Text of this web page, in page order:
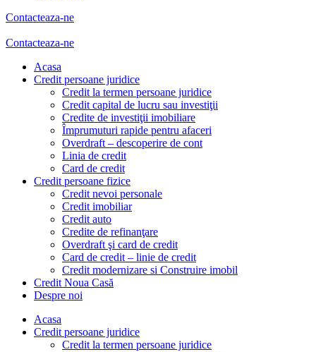
Contacteaza-ne
Contacteaza-ne
Acasa
Credit persoane juridice
Credit la termen persoane juridice
Credit capital de lucru sau investiţii
Credite de investiţii imobiliare
Împrumuturi rapide pentru afaceri
Overdraft – descoperire de cont
Linia de credit
Card de credit
Credit persoane fizice
Credit nevoi personale
Credit imobiliar
Credit auto
Credite de refinanţare
Overdraft şi card de credit
Card de credit – linie de credit
Credit modernizare si Construire imobil
Credit Noua Casă
Despre noi
Acasa
Credit persoane juridice
Credit la termen persoane juridice